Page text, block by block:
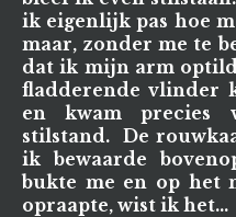
ik eigenlijk pas hoe
maar, zonder me te
dat ik mijn arm
fladderende vlinder
en kwam precies
stilstand. De
ik bewaarde
bukte me en op het
opraapte, wist ik